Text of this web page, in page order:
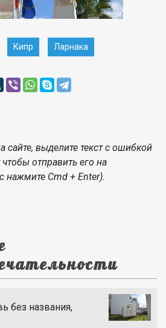
Кипр Ларнака
выделите текст с ошибкой
отправить его на
нажмите Cmd + Enter).
без названия,